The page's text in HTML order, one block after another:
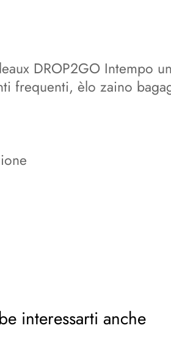
DROP2GO Intempo
frequenti, èlo zaino
interessarti anche